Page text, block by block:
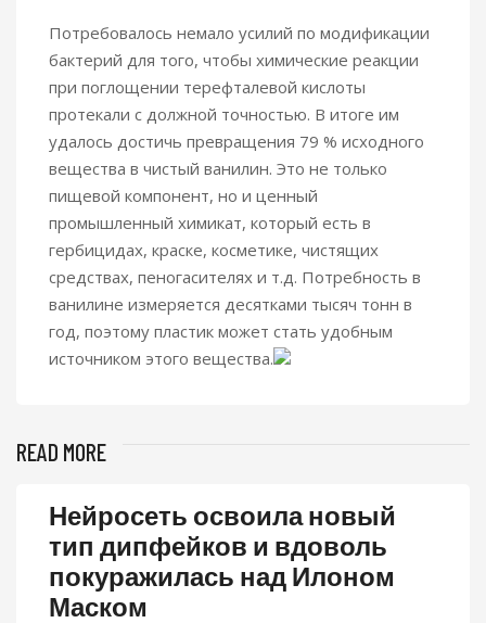
Потребовалось немало усилий по модификации
бактерий для того, чтобы химические реакции
при поглощении терефталевой кислоты
протекали с должной точностью. В итоге им
удалось достичь превращения 79 % исходного
вещества в чистый ванилин. Это не только
пищевой компонент, но и ценный
промышленный химикат, который есть в
гербицидах, краске, косметике, чистящих
средствах, пеногасителях и т.д. Потребность в
ванилине измеряется десятками тысяч тонн в
год, поэтому пластик может стать удобным
источником этого вещества.
READ MORE
Нейросеть освоила новый
тип дипфейков и вдоволь
покуражилась над Илоном
Маском